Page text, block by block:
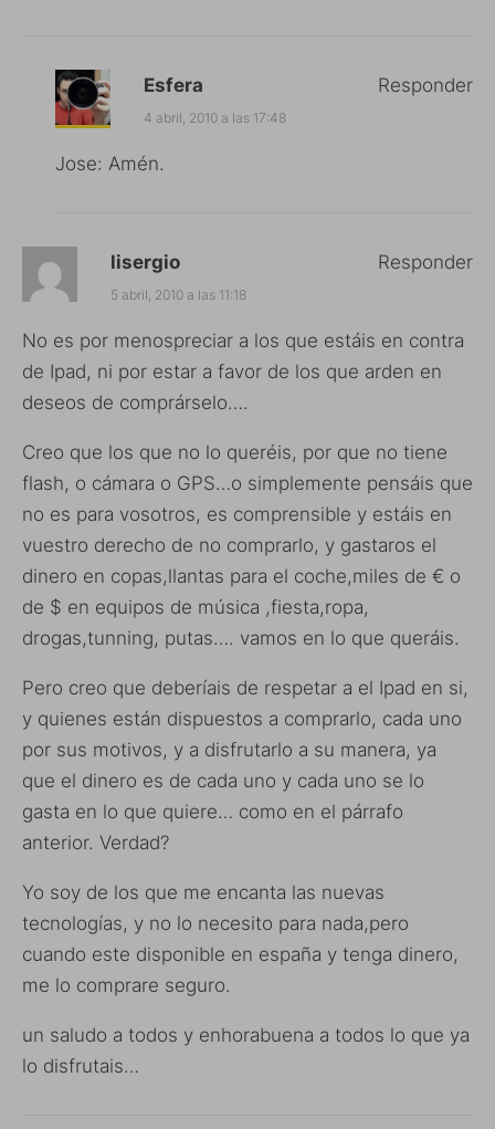
Esfera
4 abril, 2010 a las 17:48
Jose: Amén.
Responder
lisergio
5 abril, 2010 a las 11:18
No es por menospreciar a los que estáis en contra
de Ipad, ni por estar a favor de los que arden en
deseos de comprárselo….
Creo que los que no lo queréis, por que no tiene
flash, o cámara o GPS…o simplemente pensáis que
no es para vosotros, es comprensible y estáis en
vuestro derecho de no comprarlo, y gastaros el
dinero en copas,llantas para el coche,miles de € o
de $ en equipos de música ,fiesta,ropa,
drogas,tunning, putas…. vamos en lo que queráis.
Pero creo que deberíais de respetar a el Ipad en si,
y quienes están dispuestos a comprarlo, cada uno
por sus motivos, y a disfrutarlo a su manera, ya
que el dinero es de cada uno y cada uno se lo
gasta en lo que quiere… como en el párrafo
anterior. Verdad?
Yo soy de los que me encanta las nuevas
tecnologías, y no lo necesito para nada,pero
cuando este disponible en españa y tenga dinero,
me lo comprare seguro.
un saludo a todos y enhorabuena a todos lo que ya
lo disfrutais…
Responder